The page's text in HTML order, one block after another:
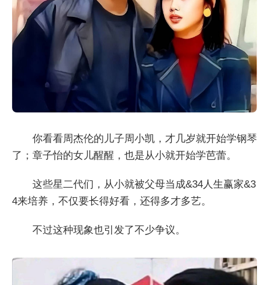
你看看周杰伦的儿子周小凯，才几岁就开始学钢琴
了；章子怡的女儿醒醒，也是从小就开始学芭蕾。
这些星二代们，从小就被父母当成&34人生赢家&3
4来培养，不仅要长得好看，还得多才多艺。
不过这种现象也引发了不少争议。